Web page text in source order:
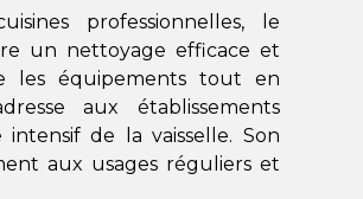
professionnelles, le
un nettoyage efficace et
les équipements tout en
aux établissements
de la vaisselle. Son
aux usages réguliers et